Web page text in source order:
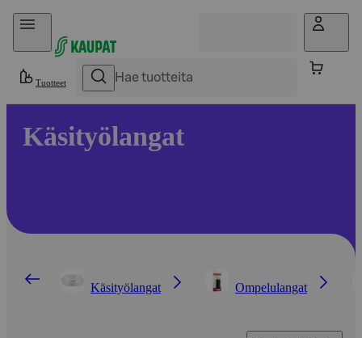
Hyppää sisältöön
Tuotteet
Käsityölangat
Käsityölangat Ompelulangat